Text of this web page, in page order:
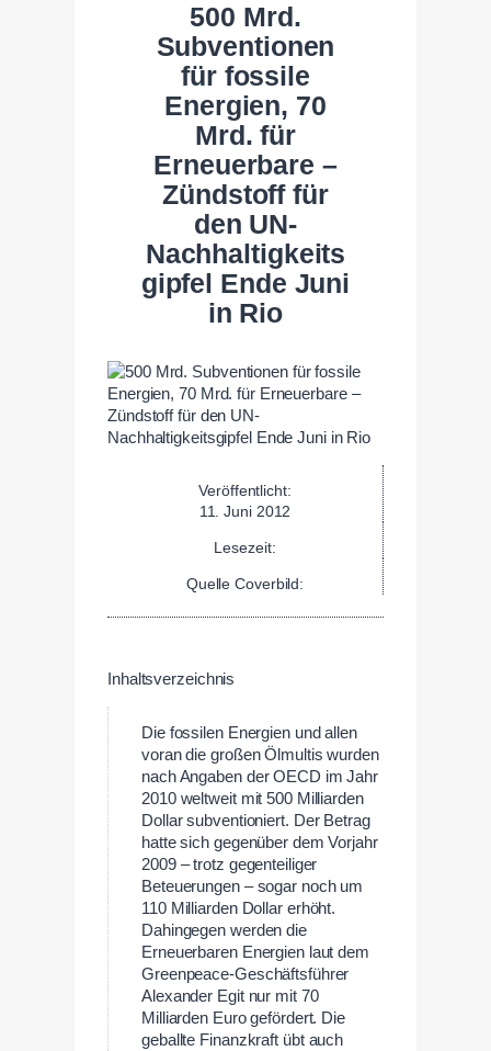
500 Mrd.
Subventionen
für fossile
Energien, 70
Mrd. für
Erneuerbare –
Zündstoff für
den UN-
Nachhaltigkeits
gipfel Ende Juni
in Rio
Veröffentlicht:
11. Juni 2012
Lesezeit:
Quelle Coverbild:
Inhaltsverzeichnis
Die fossilen Energien und allen
voran die großen Ölmultis wurden
nach Angaben der OECD im Jahr
2010 weltweit mit 500 Milliarden
Dollar subventioniert. Der Betrag
hatte sich gegenüber dem Vorjahr
2009 – trotz gegenteiliger
Beteuerungen – sogar noch um
110 Milliarden Dollar erhöht.
Dahingegen werden die
Erneuerbaren Energien laut dem
Greenpeace-Geschäftsführer
Alexander Egit nur mit 70
Milliarden Euro gefördert. Die
geballte Finanzkraft übt auch